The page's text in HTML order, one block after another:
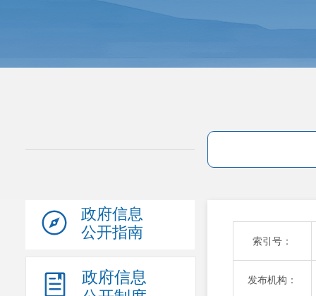
政府信息
公开指南
政府信息
索引号：
发布机构：